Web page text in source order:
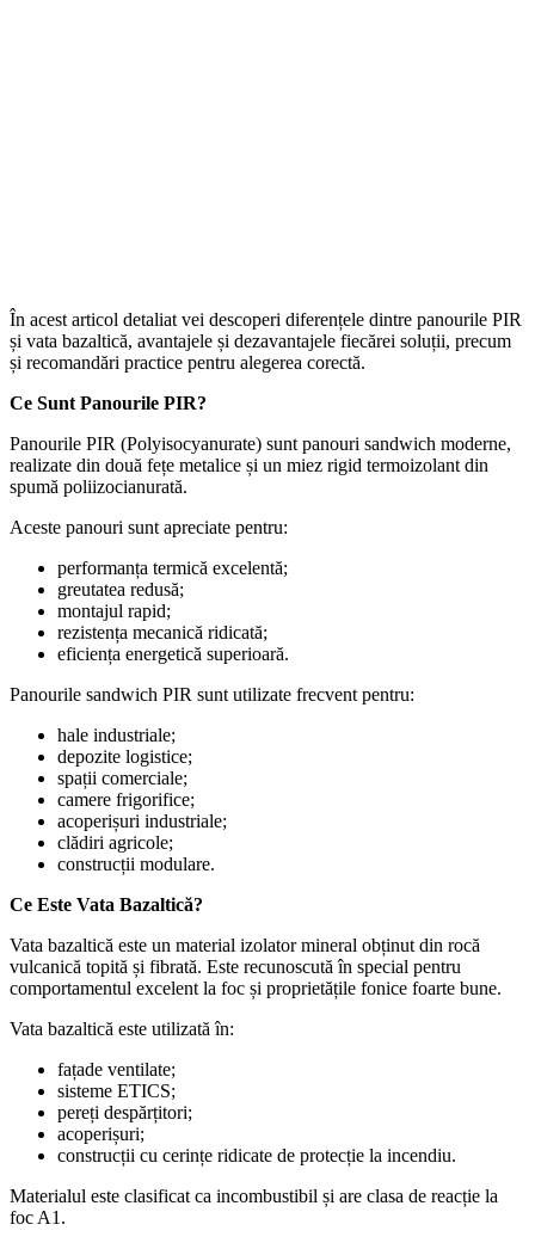
În acest articol detaliat vei descoperi diferențele dintre panourile PIR
și vata bazaltică, avantajele și dezavantajele fiecărei soluții, precum
și recomandări practice pentru alegerea corectă.
Ce Sunt Panourile PIR?
Panourile PIR (Polyisocyanurate) sunt panouri sandwich moderne,
realizate din două fețe metalice și un miez rigid termoizolant din
spumă poliizocianurată.
Aceste panouri sunt apreciate pentru:
performanța termică excelentă;
greutatea redusă;
montajul rapid;
rezistența mecanică ridicată;
eficiența energetică superioară.
Panourile sandwich PIR sunt utilizate frecvent pentru:
hale industriale;
depozite logistice;
spații comerciale;
camere frigorifice;
acoperișuri industriale;
clădiri agricole;
construcții modulare.
Ce Este Vata Bazaltică?
Vata bazaltică este un material izolator mineral obținut din rocă
vulcanică topită și fibrată. Este recunoscută în special pentru
comportamentul excelent la foc și proprietățile fonice foarte bune.
Vata bazaltică este utilizată în:
fațade ventilate;
sisteme ETICS;
pereți despărțitori;
acoperișuri;
construcții cu cerințe ridicate de protecție la incendiu.
Materialul este clasificat ca incombustibil și are clasa de reacție la
foc A1.